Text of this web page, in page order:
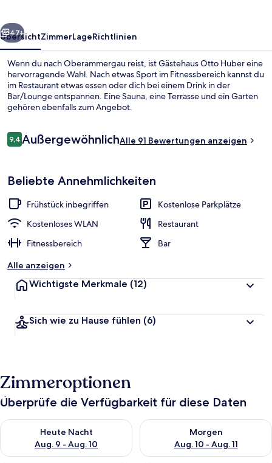
Weiter
47+
ÜbersichtZimmerLageRichtlinien
Wenn du nach Oberammergau reist, ist Gästehaus Otto Huber eine
hervorragende Wahl. Nach etwas Sport im Fitnessbereich kannst du
im Restaurant etwas essen oder dich bei einem Drink in der
Bar/Lounge entspannen. Eine Sauna, eine Terrasse und ein Garten
gehören ebenfalls zum Angebot.
Bewertungen
9,49,4 von 10.
AußergewöhnlichAlle 91 Bewertungen anzeigen
Beliebte Annehmlichkeiten
Frühstück inbegriffen
Kostenlose Parkplätze
Kostenloses WLAN
Restaurant
Fitnessbereich
Bar
Alle anzeigen
Wichtigste Merkmale (12)
Sich wie zu Hause fühlen (6)
Zimmeroptionen
Überprüfe die Verfügbarkeit für diese Daten
Heute Nacht
Aug. 9 - Aug. 10
Überprüfe die Verfügbarkeit für heute Nacht, Aug. 9 - Aug.
Morgen
Aug. 10 - Aug. 11
Überprüfe die Verfügbarkeit